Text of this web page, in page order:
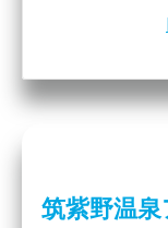
筑紫野温